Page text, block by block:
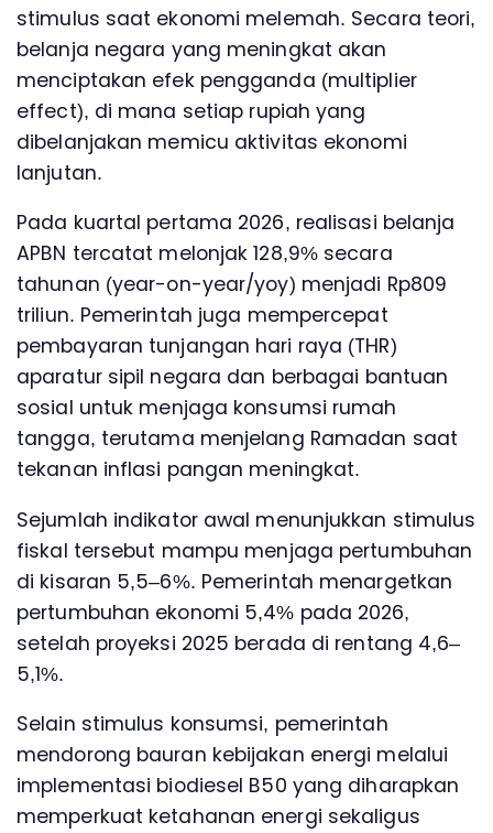
stimulus saat ekonomi melemah. Secara teori,
belanja negara yang meningkat akan
menciptakan efek pengganda (multiplier
effect), di mana setiap rupiah yang
dibelanjakan memicu aktivitas ekonomi
lanjutan.
Pada kuartal pertama 2026, realisasi belanja
APBN tercatat melonjak 128,9% secara
tahunan (year-on-year/yoy) menjadi Rp809
triliun. Pemerintah juga mempercepat
pembayaran tunjangan hari raya (THR)
aparatur sipil negara dan berbagai bantuan
sosial untuk menjaga konsumsi rumah
tangga, terutama menjelang Ramadan saat
tekanan inflasi pangan meningkat.
Sejumlah indikator awal menunjukkan stimulus
fiskal tersebut mampu menjaga pertumbuhan
di kisaran 5,5–6%. Pemerintah menargetkan
pertumbuhan ekonomi 5,4% pada 2026,
setelah proyeksi 2025 berada di rentang 4,6–
5,1%.
Selain stimulus konsumsi, pemerintah
mendorong bauran kebijakan energi melalui
implementasi biodiesel B50 yang diharapkan
memperkuat ketahanan energi sekaligus